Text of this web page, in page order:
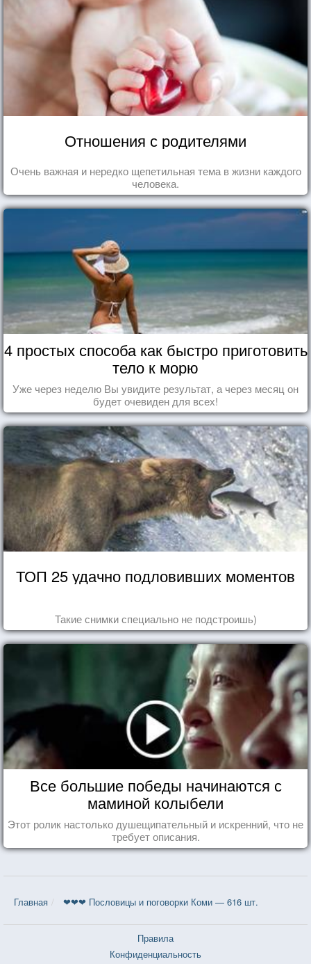
Отношения с родителями
Очень важная и нередко щепетильная тема в жизни каждого
человека.
4 простых способа как быстро приготовить
тело к морю
Уже через неделю Вы увидите результат, а через месяц он
будет очевиден для всех!
ТОП 25 удачно подловивших моментов
Такие снимки специально не подстроишь)
Все большие победы начинаются с
маминой колыбели
Этот ролик настолько душещипательный и искренний, что не
требует описания.
Главная ❤❤❤ Пословицы и поговорки Коми — 616 шт.
Правила
Конфиденциальность